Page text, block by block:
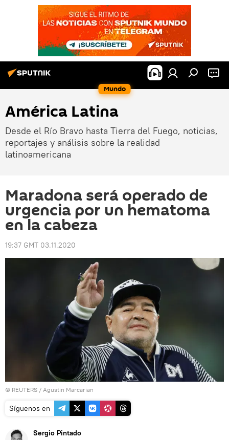
Mundo
América Latina
Desde el Río Bravo hasta Tierra del Fuego, noticias,
reportajes y análisis sobre la realidad
latinoamericana
Maradona será operado de
urgencia por un hematoma
en la cabeza
19:37 GMT 03.11.2020
© REUTERS / Agustin Marcarian
Síguenos en
Sergio Pintado